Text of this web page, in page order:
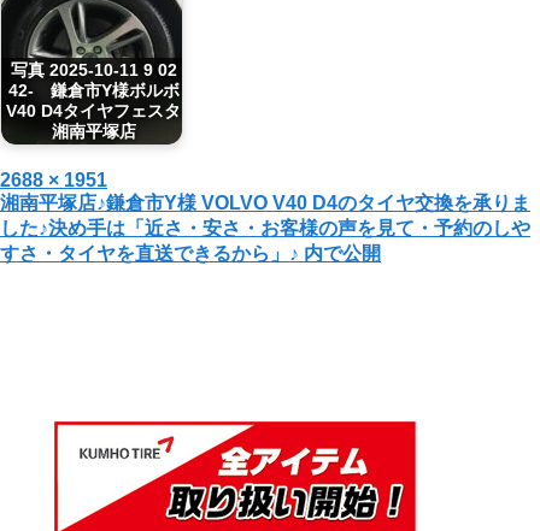
写真 2025-10-11 9 02
42- 鎌倉市Y様ボルボ
V40 D4タイヤフェスタ
湘南平塚店
投
稿
日:
フ
ル
サ
イ
2688 × 1951
投
稿
湘南平塚店♪鎌倉市Y様 VOLVO V40 D4のタイヤ交換を承りま
した♪決め手は「近さ・安さ・お客様の声を見て・予約のしや
すさ・タイヤを直送できるから」♪ 内で公開